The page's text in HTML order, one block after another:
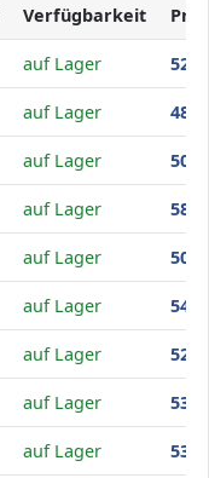
Verfügbarkeit
auf Lager 52
auf Lager 48
auf Lager 50
auf Lager 58
auf Lager 50
auf Lager 54
auf Lager 52
auf Lager 53
auf Lager 53